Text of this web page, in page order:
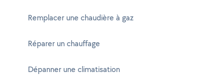
Remplacer une chaudière à gaz
Réparer un chauffage
Dépanner une climatisation